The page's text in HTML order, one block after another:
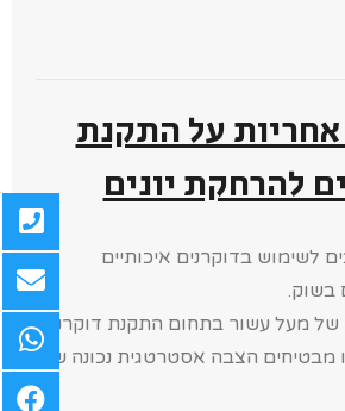
על התקנת
להרחקת יונים
לשימוש בדוקרנים איכותיים
בשוק.
של מעל עשור בתחום התקנת דוקרנים
מבטיחים הצבה אסטרטגית נכונה של